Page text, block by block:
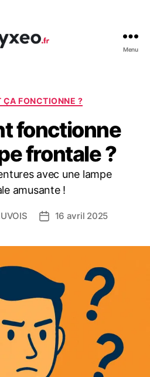
Menu
Catégories
ÇA FONCTIONNE ?
fonctionne
frontale ?
avec une lampe
amusante !
Date16 avril 2025